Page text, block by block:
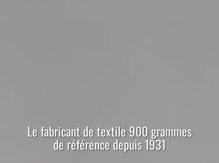
Lefabricantdetextile900 grammes
de référence depuis 1931